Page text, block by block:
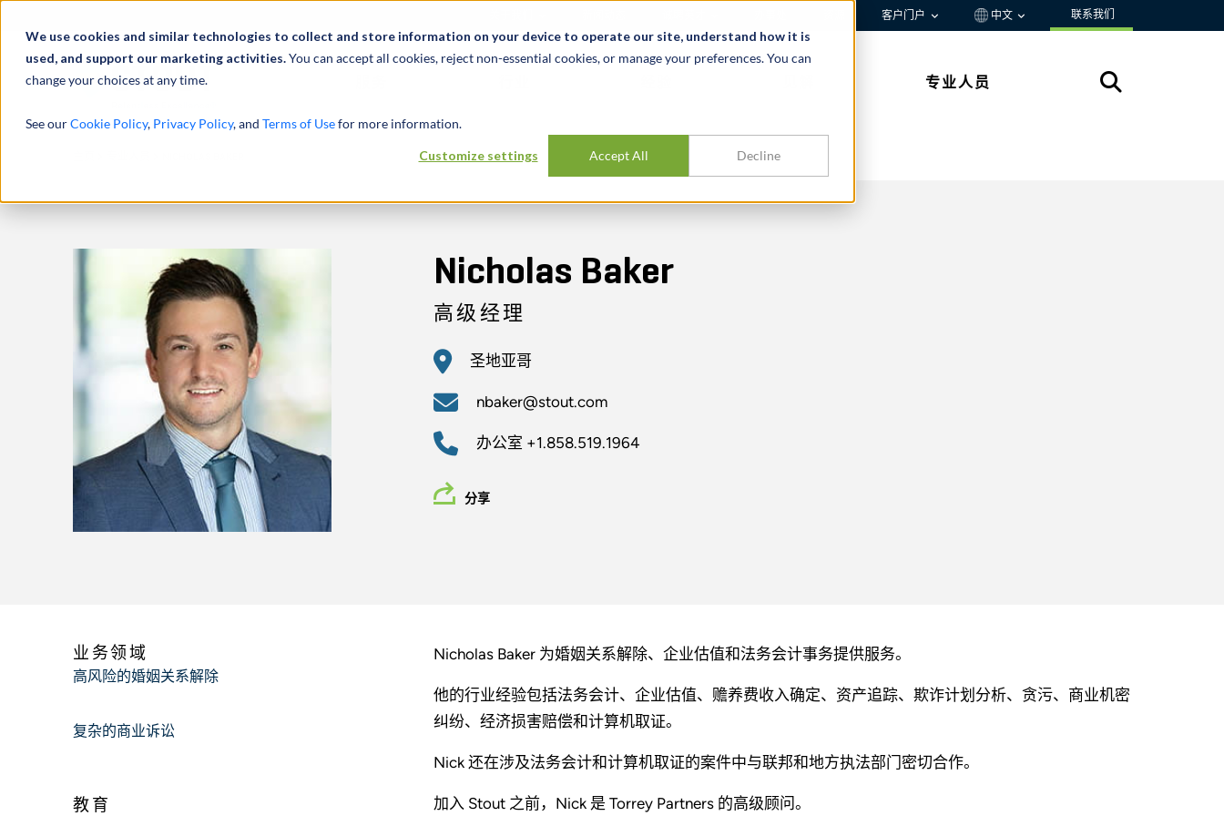
We use cookies and similar technologies to collect and store information on your device to operate our site, understand how it is
used, and support our marketing activities.You can accept all cookies, reject non-essential cookies, or manage your preferences. You can
change your choices at any time.
See ourCookie Policy, Privacy Policy, and Terms of Usefor more information.
Customize settings Accept All Decline
客户门户 中文 联系我们
专业人员
Nicholas Baker
高级经理
圣地亚哥
nbaker@stout.com
办公室 +1.858.519.1964
分享
Nicholas Baker 为婚姻关系解除、企业估值和法务会计事务提供服务。
他的行业经验包括法务会计、企业估值、赡养费收入确定、资产追踪、欺诈计划分析、贪污、商业机密
纠纷、经济损害赔偿和计算机取证。
Nick 还在涉及法务会计和计算机取证的案件中与联邦和地方执法部门密切合作。
加入 Stout 之前，Nick 是 Torrey Partners 的高级顾问。
业务领域
高风险的婚姻关系解除
复杂的商业诉讼
教育